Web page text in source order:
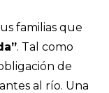
familias que
. Tal como
de
al río. Una